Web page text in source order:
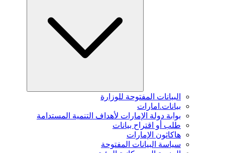
البيانات المفتوحة للوزارة
بيانات.امارات
بوابة دولة الإمارات لأهداف التنمية المستدامة
طلب أو اقتراح بيانات
هاكاثون الإمارات
سياسة البيانات المفتوحة